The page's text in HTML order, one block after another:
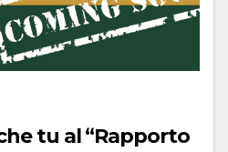
tu al “Rapporto